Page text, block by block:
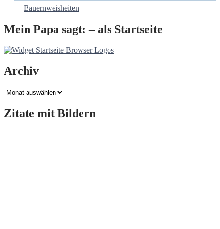
Bauernweisheiten
Mein Papa sagt: – als Startseite
Archiv
Archiv
Zitate mit Bildern